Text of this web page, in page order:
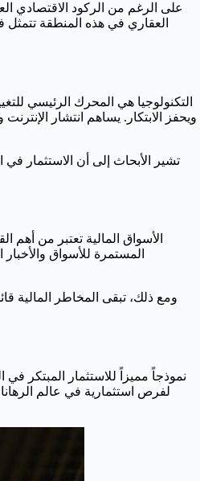
على الرغم من الركود الاقتصادي
العقاري في هذه المنطقة
التكنولوجيا هي المحرك الرئيسي
ويحفز الابتكار. يساهم انتشار
تشير الأبحاث إلى أن الاستثمار في
الأسواق المالية تعتبر من أهم
المستمرة للأسواق
ومع ذلك، تبقى المخاطر المالية
لفرص استثمارية في عالم